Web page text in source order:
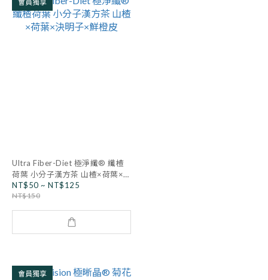
會員獨享
Ultra Fiber-Diet 極淨纖® 纖楂
荷葉 小分子漢方茶 山楂×荷葉×
決明子×鮮橙皮
NT$50 ~ NT$125
NT$150
會員獨享